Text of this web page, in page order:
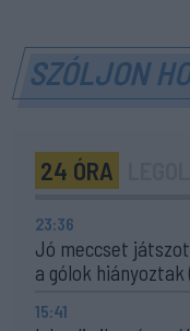
SZÓLJON
24 ÓRA
23:36
Jó meccset
a gólok hiányoztak
15:41